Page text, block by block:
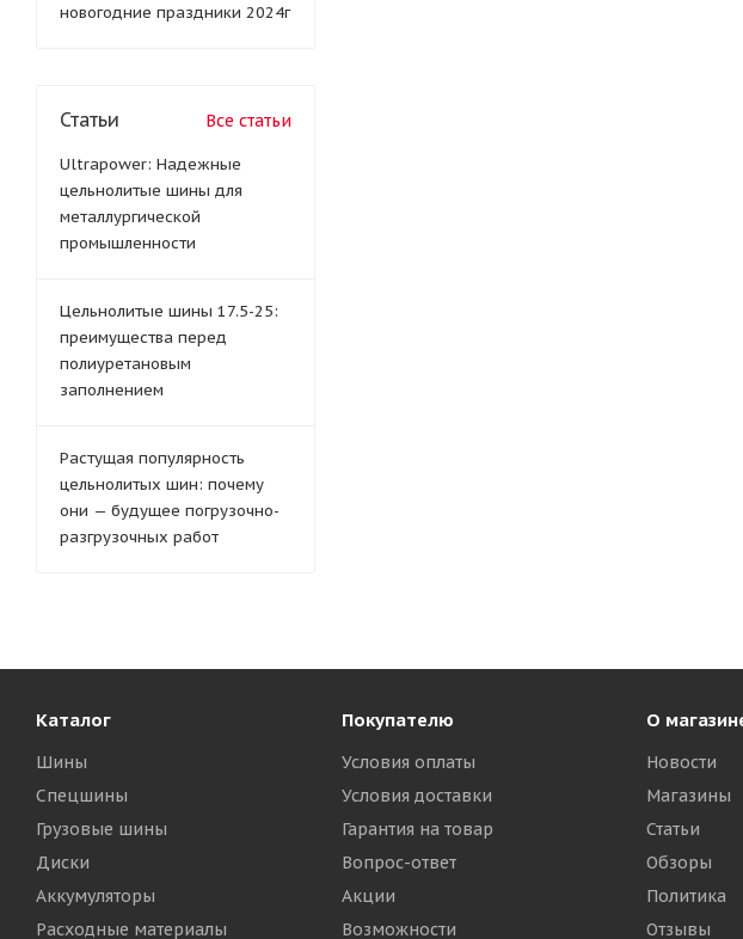
новогодние праздники 2024г
Статьи Все статьи
Ultrapower: Надежные
цельнолитые шины для
металлургической
промышленности
Цельнолитые шины 17.5-25:
преимущества перед
полиуретановым
заполнением
Растущая популярность
цельнолитых шин: почему
они — будущее погрузочно-
разгрузочных работ
Каталог
Шины
Спецшины
Грузовые шины
Диски
Аккумуляторы
Расходные материалы
Покупателю
Условия оплаты
Условия доставки
Гарантия на товар
Вопрос-ответ
Акции
Возможности
О
Новости
Магазины
Статьи
Обзоры
Политика
Отзывы